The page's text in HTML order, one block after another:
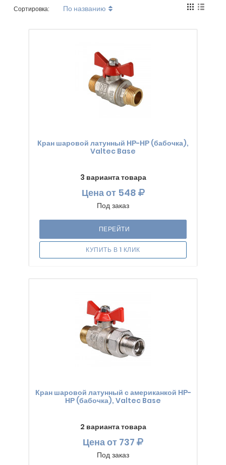
Сортировка: По названию
Кран шаровой латунный НР-НР (бабочка),
Valtec Base
3 варианта товара
Ценаот 548
Под заказ
ПЕРЕЙТИ
КУПИТЬ В 1 КЛИК
Кран шаровой латунный с американкой НР-
НР (бабочка), Valtec Base
2 варианта товара
Ценаот 737
Под заказ